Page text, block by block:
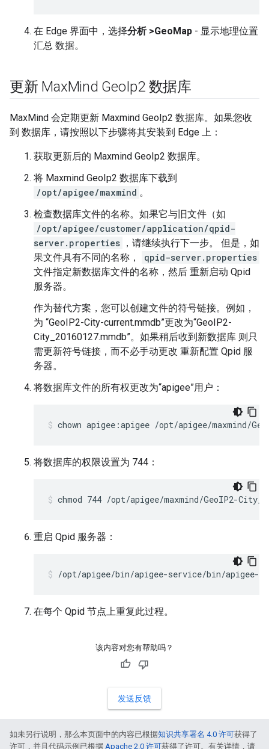
在 Edge 界面中，选择分析 >GeoMap - 显示地理位置
汇总 数据。
更新 MaxMind GeoIp2 数据库
MaxMind 会定期更新 Maxmind GeoIp2 数据库。如果您收
到 数据库，请按照以下步骤将其安装到 Edge 上：
获取更新后的 Maxmind GeoIp2 数据库。
将 Maxmind GeoIp2 数据库下载到
/opt/apigee/maxmind 。
检查数据库文件的名称。如果它与旧文件（如
/opt/apigee/customer/application/qpid-
server.properties ，请继续执行下一步。 但是，如
果文件具有不同的名称，
qpid-server.properties
文件指定新数据库文件的名称，然后 重新启动 Qpid
服务器。
作为替代方案，您可以创建文件的符号链接。例如，
为 “GeoIP2-City-current.mmdb”更改为“GeoIP2-
City_20160127.mmdb”。如果稍后收到新数据库 则只
需更新符号链接，而不必手动更改 重新配置 Qpid 服
务器。
将数据库文件的所有权更改为“apigee”用户：
chown apigee:apigee /opt/apigee/maxmind/
将数据库的权限设置为 744：
chmod 744 /opt/apigee/maxmind/GeoIP2-
重启 Qpid 服务器：
/opt/apigee/bin/apigee-service/bin/apigee-
在每个 Qpid 节点上重复此过程。
该内容对您有帮助吗？
发送反馈
如未另行说明，那么本页面中的内容已根据知识共享署名 4.0 许可获得了
许可，并且代码示例已根据 Apache 2.0 许可获得了许可。有关详情，请